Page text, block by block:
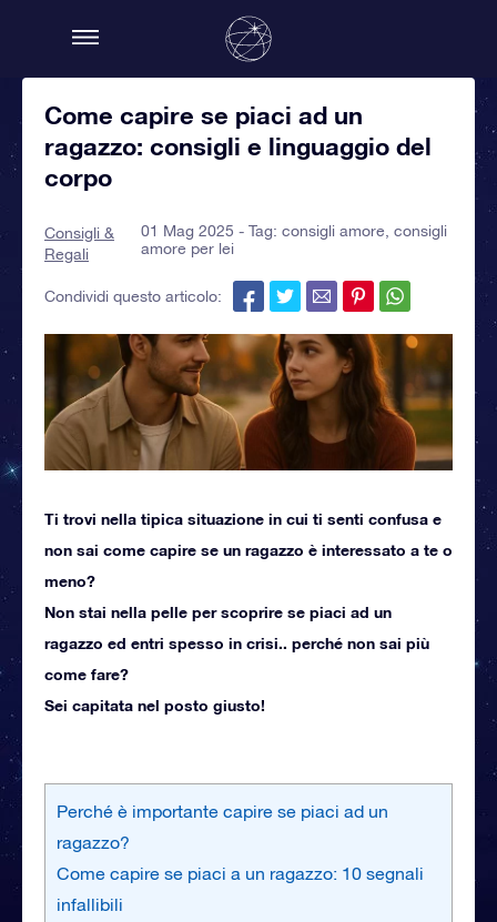
Come capire se piaci ad un
ragazzo: consigli e linguaggio del
corpo
Consigli &
Regali
01 Mag 2025 - Tag:consigli amore ,consigli
amore per lei
Condividi questo articolo:
Ti trovi nella tipica situazione in cui ti senti confusa e
non sai come capire se un ragazzo è interessato a te o
meno?
Non stai nella pelle per scoprire se piaci ad un
ragazzo ed entri spesso in crisi.. perché non sai più
come fare?
Sei capitata nel posto giusto!
Perché è importante capire se piaci ad un
ragazzo?
Come capire se piaci a un ragazzo: 10 segnali
infallibili